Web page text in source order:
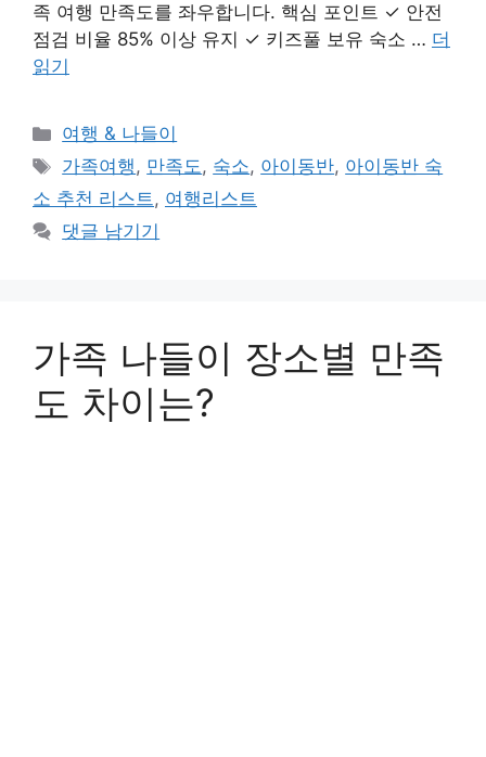
족 여행 만족도를 좌우합니다. 핵심 포인트 ✓ 안전
점검 비율 85% 이상 유지 ✓ 키즈풀 보유 숙소 … 더
읽기
카
테
리
여행 & 나들이
태
그
가족여행, 만족도, 숙소, 아이동반, 아이동반 숙
소 추천 리스트, 여행리스트
댓글 남기기
가족 나들이 장소별 만족
도 차이는?